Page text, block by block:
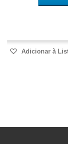
Adicionar à